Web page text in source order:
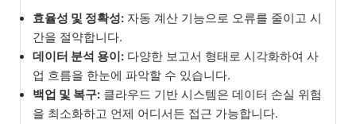
효율성 및 정확성: 자동 계산 기능으로 오류를 줄이고 시
간을 절약합니다.
데이터 분석 용이: 다양한 보고서 형태로 시각화하여 사
업 흐름을 한눈에 파악할 수 있습니다.
백업 및 복구: 클라우드 기반 시스템은 데이터 손실 위험
을 최소화하고 언제 어디서든 접근 가능합니다.